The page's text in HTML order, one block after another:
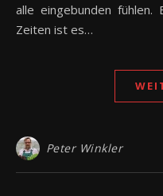
alle eingebunden fühlen.
Zeiten ist es…
Peter Winkler